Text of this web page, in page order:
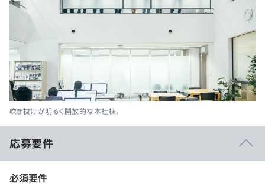
吹き抜けが明るく開放的な本社棟。
応募要件
必須要件